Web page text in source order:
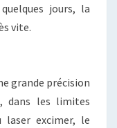
jours, la
vite.
grande précision
dans les limites
laser excimer, le